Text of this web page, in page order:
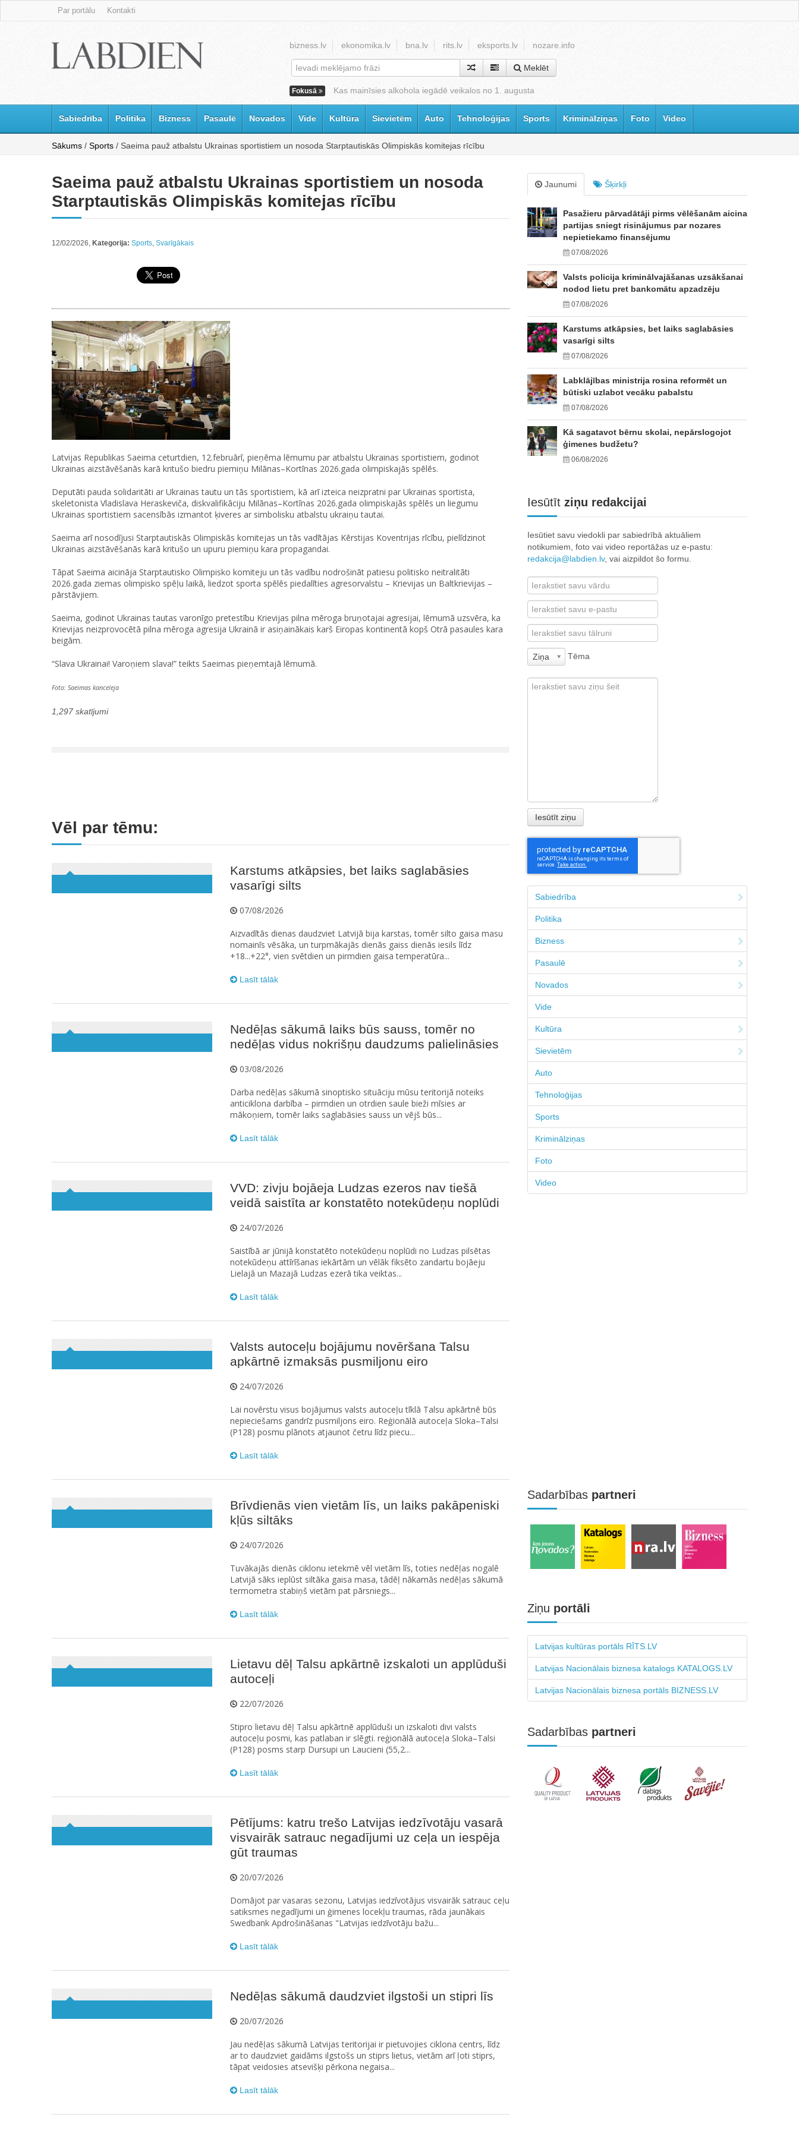
Par portālu Kontakti
bizness.lv ekonomika.lv bna.lv rits.lv eksports.lv nozare.info
Meklēt
Fokusā Kas mainīsies alkohola iegādē veikalos no 1. augusta
Sabiedrība Politika Bizness Pasaulē Novados Vide Kultūra Sievietēm Auto Tehnoloģijas Sports Kriminālziņas Foto Video
Sākums / Sports / Saeima pauž atbalstu Ukrainas sportistiem un nosoda Starptautiskās Olimpiskās komitejas rīcību
Saeima pauž atbalstu Ukrainas sportistiem un nosoda
Starptautiskās Olimpiskās komitejas rīcību
12/02/2026, Kategorija: Sports, Svarīgākais
Latvijas Republikas Saeima ceturtdien, 12.februārī, pieņēma lēmumu par atbalstu Ukrainas sportistiem, godinot
Ukrainas aizstāvēšanās karā kritušo biedru piemiņu Milānas–Kortīnas 2026.gada olimpiskajās spēlēs.
Deputāti pauda solidaritāti ar Ukrainas tautu un tās sportistiem, kā arī izteica neizpratni par Ukrainas sportista,
skeletonista Vladislava Heraskeviča, diskvalifikāciju Milānas–Kortīnas 2026.gada olimpiskajās spēlēs un liegumu
Ukrainas sportistiem sacensībās izmantot ķiveres ar simbolisku atbalstu ukraiņu tautai.
Saeima arī nosodījusi Starptautiskās Olimpiskās komitejas un tās vadītājas Kērstijas Koventrijas rīcību, pielīdzinot
Ukrainas aizstāvēšanās karā kritušo un upuru piemiņu kara propagandai.
Tāpat Saeima aicināja Starptautisko Olimpisko komiteju un tās vadību nodrošināt patiesu politisko neitralitāti
2026.gada ziemas olimpisko spēļu laikā, liedzot sporta spēlēs piedalīties agresorvalstu – Krievijas un Baltkrievijas –
pārstāvjiem.
Saeima, godinot Ukrainas tautas varonīgo pretestību Krievijas pilna mēroga bruņotajai agresijai, lēmumā uzsvēra, ka
Krievijas neizprovocētā pilna mēroga agresija Ukrainā ir asiņainākais karš Eiropas kontinentā kopš Otrā pasaules kara
beigām.
“Slava Ukrainai! Varoņiem slava!” teikts Saeimas pieņemtajā lēmumā.
Foto: Saeimas kanceleja
1,297 skatījumi
Vēl par tēmu:
Karstums atkāpsies, bet laiks saglabāsies
vasarīgi silts
07/08/2026
Aizvadītās dienas daudzviet Latvijā bija karstas, tomēr silto gaisa masu
nomainīs vēsāka, un turpmākajās dienās gaiss dienās iesils līdz
+18...+22°, vien svētdien un pirmdien gaisa temperatūra...
Lasīt tālāk
Nedēļas sākumā laiks būs sauss, tomēr no
nedēļas vidus nokrišņu daudzums palielināsies
03/08/2026
Darba nedēļas sākumā sinoptisko situāciju mūsu teritorijā noteiks
anticiklona darbība – pirmdien un otrdien saule bieži mīsies ar
mākoņiem, tomēr laiks saglabāsies sauss un vējš būs...
Lasīt tālāk
VVD: zivju bojāeja Ludzas ezeros nav tiešā
veidā saistīta ar konstatēto notekūdeņu noplūdi
24/07/2026
Saistībā ar jūnijā konstatēto notekūdeņu noplūdi no Ludzas pilsētas
notekūdeņu attīrīšanas iekārtām un vēlāk fiksēto zandartu bojāeju
Lielajā un Mazajā Ludzas ezerā tika veiktas...
Lasīt tālāk
Valsts autoceļu bojājumu novēršana Talsu
apkārtnē izmaksās pusmiljonu eiro
24/07/2026
Lai novērstu visus bojājumus valsts autoceļu tīklā Talsu apkārtnē būs
nepieciešams gandrīz pusmiljons eiro. Reģionālā autoceļa Sloka–Talsi
(P128) posmu plānots atjaunot četru līdz piecu...
Lasīt tālāk
Brīvdienās vien vietām līs, un laiks pakāpeniski
kļūs siltāks
24/07/2026
Tuvākajās dienās ciklonu ietekmē vēl vietām līs, toties nedēļas nogalē
Latvijā sāks ieplūst siltāka gaisa masa, tādēļ nākamās nedēļas sākumā
termometra stabiņš vietām pat pārsniegs...
Lasīt tālāk
Lietavu dēļ Talsu apkārtnē izskaloti un applūduši
autoceļi
22/07/2026
Stipro lietavu dēļ Talsu apkārtnē applūduši un izskaloti divi valsts
autoceļu posmi, kas patlaban ir slēgti. reģionālā autoceļa Sloka–Talsi
(P128) posms starp Dursupi un Laucieni (55,2...
Lasīt tālāk
Pētījums: katru trešo Latvijas iedzīvotāju vasarā
visvairāk satrauc negadījumi uz ceļa un iespēja
gūt traumas
20/07/2026
Domājot par vasaras sezonu, Latvijas iedzīvotājus visvairāk satrauc ceļu
satiksmes negadījumi un ģimenes locekļu traumas, rāda jaunākais
Swedbank Apdrošināšanas "Latvijas iedzīvotāju bažu...
Lasīt tālāk
Nedēļas sākumā daudzviet ilgstoši un stipri līs
20/07/2026
Jau nedēļas sākumā Latvijas teritorijai ir pietuvojies ciklona centrs, līdz
ar to daudzviet gaidāms ilgstošs un stiprs lietus, vietām arī ļoti stiprs,
tāpat veidosies atsevišķi pērkona negaisa...
Lasīt tālāk
Jaunumi Šķirkļi
Pasažieru pārvadātāji pirms vēlēšanām aicina
partijas sniegt risinājumus par nozares
nepietiekamo finansējumu
07/08/2026
Valsts policija kriminālvajāšanas uzsākšanai
nodod lietu pret bankomātu apzadzēju
07/08/2026
Karstums atkāpsies, bet laiks saglabāsies
vasarīgi silts
07/08/2026
Labklājības ministrija rosina reformēt un
būtiski uzlabot vecāku pabalstu
07/08/2026
Kā sagatavot bērnu skolai, nepārslogojot
ģimenes budžetu?
06/08/2026
Iesūtīt ziņu redakcijai
Iesūtiet savu viedokli par sabiedrībā aktuāliem
notikumiem, foto vai video reportāžas uz e-pastu:
redakcija@labdien.lv, vai aizpildot šo formu.
Ziņa Tēma
Sabiedrība
Politika
Bizness
Pasaulē
Novados
Vide
Kultūra
Sievietēm
Auto
Tehnoloģijas
Sports
Kriminālziņas
Foto
Video
Sadarbības partneri
Ziņu portāli
Latvijas kultūras portāls RĪTS.LV
Latvijas Nacionālais biznesa katalogs KATALOGS.LV
Latvijas Nacionālais biznesa portāls BIZNESS.LV
Sadarbības partneri